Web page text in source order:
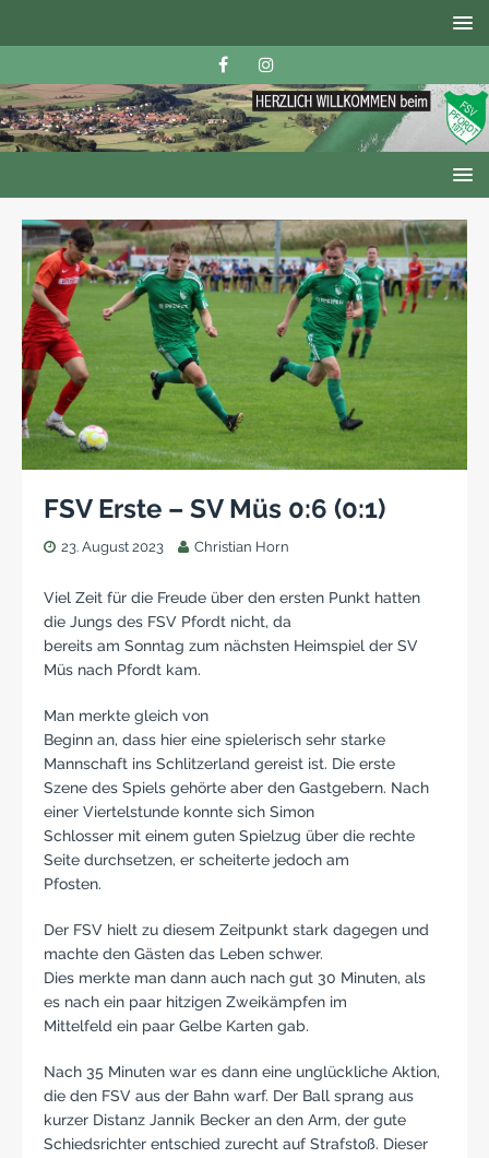
FSV Erste – SV Müs 0:6 (0:1)
23. August 2023 Christian Horn
Viel Zeit für die Freude über den ersten Punkt hatten
die Jungs des FSV Pfordt nicht, da
bereits am Sonntag zum nächsten Heimspiel der SV
Müs nach Pfordt kam.
Man merkte gleich von
Beginn an, dass hier eine spielerisch sehr starke
Mannschaft ins Schlitzerland gereist ist. Die erste
Szene des Spiels gehörte aber den Gastgebern. Nach
einer Viertelstunde konnte sich Simon
Schlosser mit einem guten Spielzug über die rechte
Seite durchsetzen, er scheiterte jedoch am
Pfosten.
Der FSV hielt zu diesem Zeitpunkt stark dagegen und
machte den Gästen das Leben schwer.
Dies merkte man dann auch nach gut 30 Minuten, als
es nach ein paar hitzigen Zweikämpfen im
Mittelfeld ein paar Gelbe Karten gab.
Nach 35 Minuten war es dann eine unglückliche Aktion,
die den FSV aus der Bahn warf. Der Ball sprang aus
kurzer Distanz Jannik Becker an den Arm, der gute
Schiedsrichter entschied zurecht auf Strafstoß. Dieser